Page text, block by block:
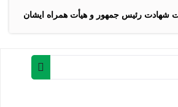
شهادت رئیس جمهور و هیأت همراه ایشان